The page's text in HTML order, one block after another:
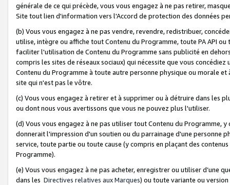
générale de ce qui précède, vous vous engagez à ne pas retirer,
Site tout lien d'information vers l'Accord de protection des données
(b) Vous vous engagez à ne pas vendre, revendre, redistribuer,
utilise, intègre ou affiche tout Contenu du Programme, toute PA API
faciliter l'utilisation de Contenu du Programme sans publicité en
compris les sites de réseaux sociaux) qui nécessite que vous
Contenu du Programme à toute autre personne physique ou morale
site qui n'est pas le vôtre.
(c) Vous vous engagez à retirer et à supprimer ou à détruire dans les
ou dont nous vous avertissons que vous ne pouvez plus l'utiliser.
(d) Vous vous engagez à ne pas utiliser tout Contenu du Programme,
donnerait l'impression d'un soutien ou du parrainage d'une personne
service, toute partie ou toute cause (y compris en plaçant des
Programme).
(e) Vous vous engagez à ne pas acheter, enregistrer ou utiliser d’une
dans les Directives relatives aux Marques) ou toute variante ou